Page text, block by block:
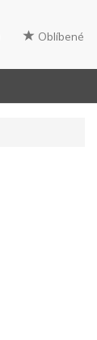
Oblíbené